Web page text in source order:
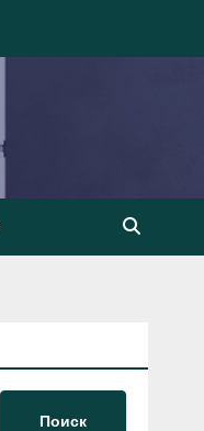
Поиск